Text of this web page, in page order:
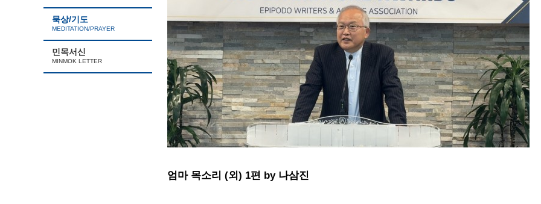
묵상/기도
MEDITATION/PRAYER
민목서신
MINMOK LETTER
엄마 목소리 (외) 1편 by 나삼진